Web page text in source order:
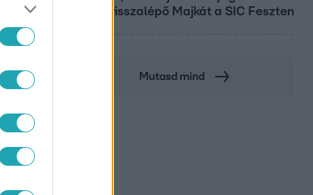
miatt visszalépő Majkát a SIC Feszten
Mutasd mind